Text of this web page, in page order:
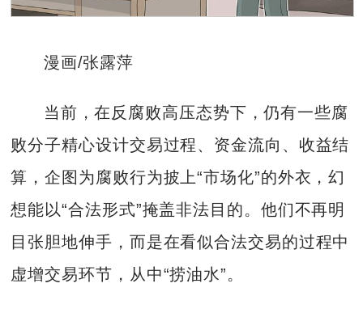
漫画/张露萍
当前，在反腐败高压态势下，仍有一些腐
败分子精心设计交易过程、资金流向、收益结
算，企图为腐败行为披上“市场化”的外衣，幻
想能以“合法形式”掩盖非法目的。他们不再明
目张胆地伸手，而是在看似合法交易的过程中
虚增交易环节，从中“捞油水”。